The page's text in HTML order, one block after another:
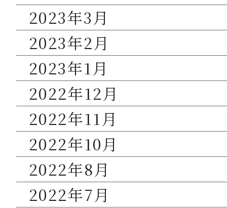
2023年3月
2023年2月
2023年1月
2022年12月
2022年11月
2022年10月
2022年8月
2022年7月